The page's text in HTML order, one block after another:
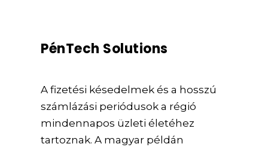
PénTech Solutions
A fizetési késedelmek és a hosszú
számlázási periódusok a régió
mindennapos üzleti életéhez
tartoznak. A magyar példán